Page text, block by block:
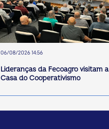
06/08/2026 14:56
Lideranças da Fecoagro visitam a
Casa do Cooperativismo